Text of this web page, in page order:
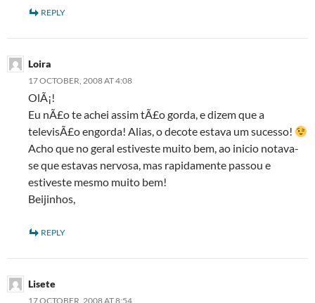
REPLY
Loira
17 OCTOBER, 2008 AT 4:08
OlÃ¡!
Eu nÃ£o te achei assim tÃ£o gorda, e dizem que a
televisÃ£o engorda! Alias, o decote estava um sucesso!
Acho que no geral estiveste muito bem, ao inicio notava-
se que estavas nervosa, mas rapidamente passou e
estiveste mesmo muito bem!
Beijinhos,
REPLY
Lisete
17 OCTOBER, 2008 AT 8:54